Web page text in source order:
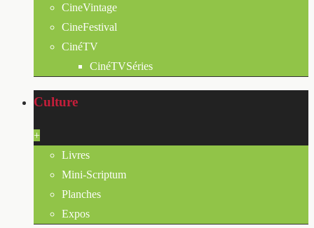
CineVintage
CineFestival
CinéTV
CinéTVSéries
Culture
+
Livres
Mini-Scriptum
Planches
Expos